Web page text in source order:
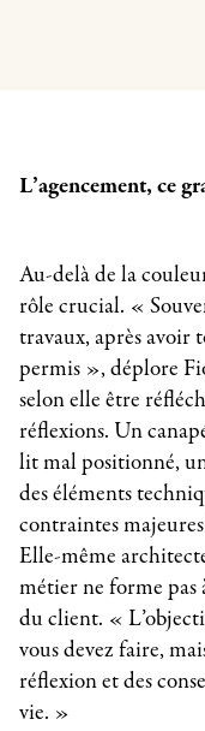
L’agencement, ce
Au-delà de la
rôle crucial. «
travaux, après avoir
permis », déplore
selon elle être
réflexions. Un
lit mal positionné,
des éléments
contraintes
Elle-même
métier ne forme
du client. «
vous devez faire,
réflexion et des
vie. »